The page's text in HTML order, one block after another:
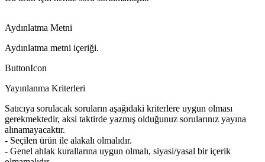
Aydınlatma Metni
Aydınlatma metni içeriği.
ButtonIcon
Yayınlanma Kriterleri
Satıcıya sorulacak soruların aşağıdaki kriterlere uygun olması
gerekmektedir, aksi taktirde yazmış olduğunuz sorularınız yayına
alınamayacaktır.
- Seçilen ürün ile alakalı olmalıdır.
- Genel ahlak kurallarına uygun olmalı, siyasi/yasal bir içerik